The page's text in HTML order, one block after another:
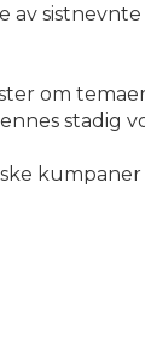
av
om
stadig